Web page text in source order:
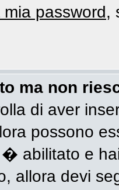
password,
ma non
di aver
possono
� abilitato e
allora devi